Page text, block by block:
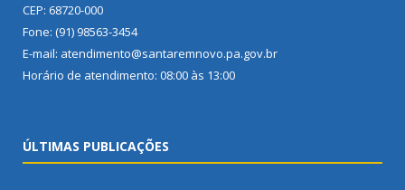
CEP: 68720-000
Fone: (91) 98563-3454
E-mail: atendimento@santaremnovo.pa.gov.br
Horário de atendimento: 08:00 às 13:00
ÚLTIMAS PUBLICAÇÕES